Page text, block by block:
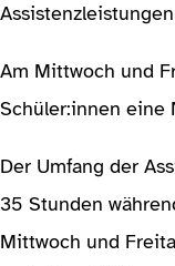
Am Mittwoch und
Schüler:innen eine
Der Umfang der
35 Stunden
Mittwoch und